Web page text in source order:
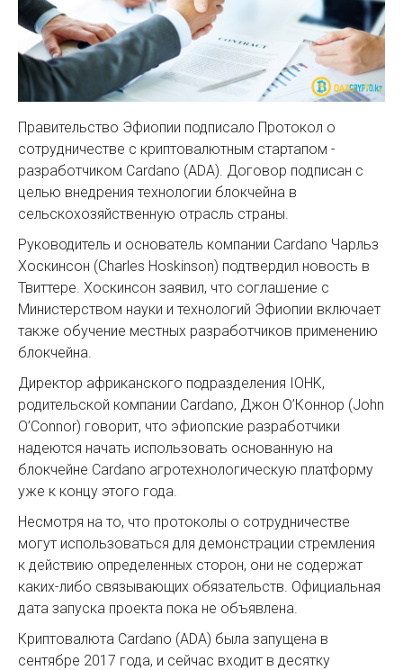
Правительство Эфиопии подписало Протокол о
сотрудничестве с криптовалютным стартапом -
разработчиком Cardano (ADA). Договор подписан с
целью внедрения технологии блокчейна в
сельскохозяйственную отрасль страны.
Руководитель и основатель компании Cardano Чарльз
Хоскинсон (Charles Hoskinson) подтвердил новость в
Твиттере. Хоскинсон заявил, что соглашение с
Министерством науки и технологий Эфиопии включает
также обучение местных разработчиков применению
блокчейна.
Директор африканского подразделения IOHK,
родительской компании Cardano, Джон О’Коннор (John
O’Connor) говорит, что эфиопские разработчики
надеются начать использовать основанную на
блокчейне Cardano агротехнологическую платформу
уже к концу этого года.
Несмотря на то, что протоколы о сотрудничестве
могут использоваться для демонстрации стремления
к действию определенных сторон, они не содержат
каких-либо связывающих обязательств. Официальная
дата запуска проекта пока не объявлена.
Криптовалюта Cardano (ADA) была запущена в
сентябре 2017 года, и сейчас входит в десятку